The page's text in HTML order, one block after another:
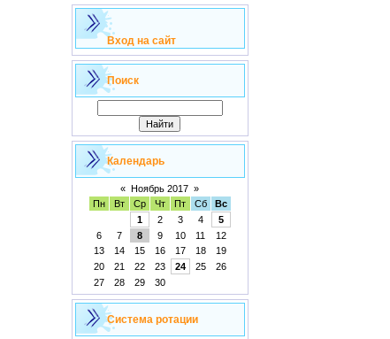
Вход на сайт
Поиск
Календарь
« Ноябрь 2017 »
Пн
Вт Ср Чт Пт Сб
Вс
1
2 3 4
5
6
7 8 9 10 11
12
13
14 15 16 17 18
19
20
21 22 23 24 25
26
27
28 29 30
Система ротации